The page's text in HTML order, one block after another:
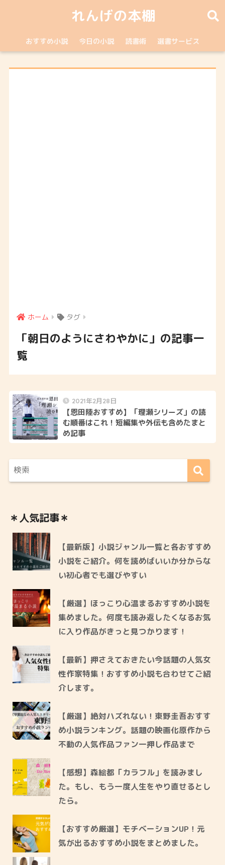
れんげの本棚
おすすめ小説 今日の小説 読書術 選書サービス
ホーム タグ
「朝日のようにさわやかに」の記事一
覧
2021年2月28日
【恩田陸おすすめ】「理瀬シリーズ」の読
む順番はこれ！短編集や外伝も含めたまと
め記事
＊人気記事＊
【最新版】小説ジャンル一覧と各おすすめ
小説をご紹介。何を読めばいいか分からな
い初心者でも選びやすい
【厳選】ほっこり心温まるおすすめ小説を
集めました。何度も読み返したくなるお気
に入り作品がきっと見つかります！
【最新】押さえておきたい今話題の人気女
性作家特集！おすすめ小説も合わせてご紹
介します。
【厳選】絶対ハズれない！東野圭吾おすす
め小説ランキング。話題の映画化原作から
不動の人気作品ファン一押し作品まで
【感想】森絵都「カラフル」を読みまし
た。もし、もう一度人生をやり直せるとし
たら。
【おすすめ厳選】モチベーションUP！元
気が出るおすすめ小説をまとめました。